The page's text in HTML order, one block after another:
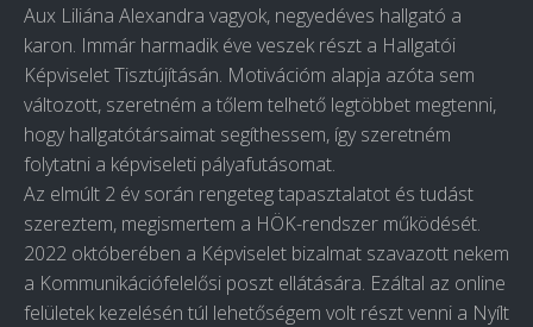
Aux Liliána Alexandra vagyok, negyedéves hallgató a
karon. Immár harmadik éve veszek részt a Hallgatói
Képviselet Tisztújításán. Motivációm alapja azóta sem
változott, szeretném a tőlem telhető legtöbbet megtenni,
hogy hallgatótársaimat segíthessem, így szeretném
folytatni a képviseleti pályafutásomat.
Az elmúlt 2 év során rengeteg tapasztalatot és tudást
szereztem, megismertem a HÖK-rendszer működését.
2022 októberében a Képviselet bizalmat szavazott nekem
a Kommunikációfelelősi poszt ellátására. Ezáltal az online
felületek kezelésén túl lehetőségem volt részt venni a Nyílt